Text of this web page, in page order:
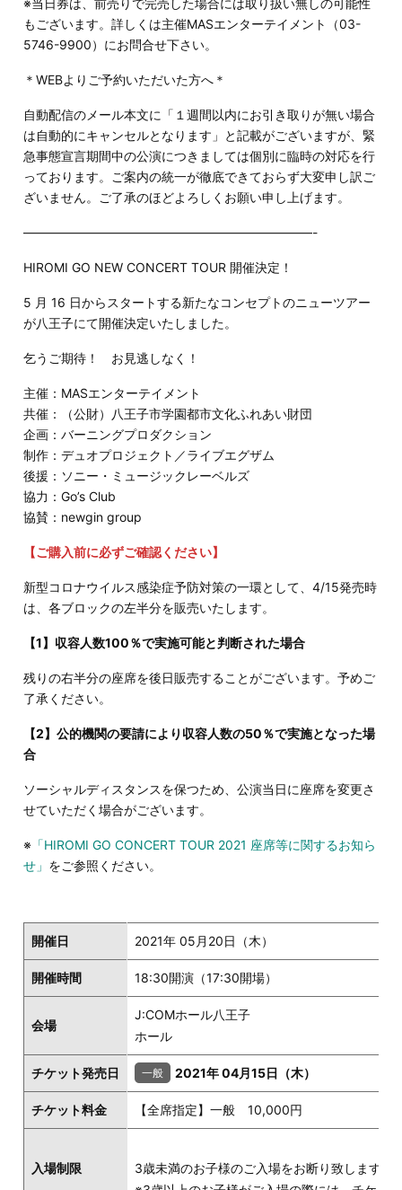
※当日券は、前売りで完売した場合には取り扱い無しの可能性
もございます。詳しくは主催MASエンターテイメント（03-
5746-9900）にお問合せ下さい。
＊WEBよりご予約いただいた方へ＊
自動配信のメール本文に「１週間以内にお引き取りが無い場合
は自動的にキャンセルとなります」と記載がございますが、緊
急事態宣言期間中の公演につきましては個別に臨時の対応を行
っております。ご案内の統一が徹底できておらず大変申し訳ご
ざいません。ご了承のほどよろしくお願い申し上げます。
———————————————————————-
HIROMI GO NEW CONCERT TOUR 開催決定！
5 月 16 日からスタートする新たなコンセプトのニューツアー
が八王子にて開催決定いたしました。
乞うご期待！ お見逃しなく！
主催：MASエンターテイメント
共催：（公財）八王子市学園都市文化ふれあい財団
企画：バーニングプロダクション
制作：デュオプロジェクト／ライブエグザム
後援：ソニー・ミュージックレーベルズ
協力：Go’s Club
協賛：newgin group
【ご購入前に必ずご確認ください】
新型コロナウイルス感染症予防対策の一環として、4/15発売時
は、各ブロックの左半分を販売いたします。
【1】収容人数100％で実施可能と判断された場合
残りの右半分の座席を後日販売することがございます。予めご
了承ください。
【2】公的機関の要請により収容人数の50％で実施となった場
合
ソーシャルディスタンスを保つため、公演当日に座席を変更さ
せていただく場合がございます。
※ 「HIROMI GO CONCERT TOUR 2021 座席等に関するお知ら
せ」 をご参照ください。
開催日 2021年 05月20日（木）
開催時間 18:30開演（17:30開場）
会場
J:COMホール八王子
ホール
チケット発売日 2021年 04月15日（木）
チケット料金 【全席指定】一般 10,000円
入場制限
3歳未満のお子様のご入場をお断り致します。